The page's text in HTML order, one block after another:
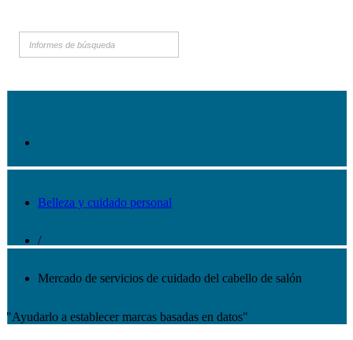
Belleza y cuidado personal
/
Mercado de servicios de cuidado del cabello de salón
"Ayudarlo a establecer marcas basadas en datos"